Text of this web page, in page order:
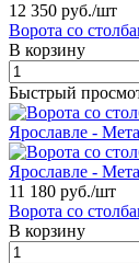
12 350 руб./шт
Ворота со
В корзину
Быстрый
11 180 руб./шт
Ворота со
В корзину